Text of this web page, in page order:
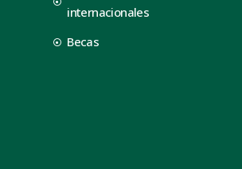
internacionales
Becas